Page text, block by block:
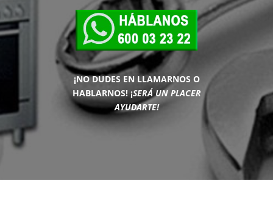
¡NO DUDES EN LLAMARNOS O
HABLARNOS! ¡SERÁ UN PLACER
AYUDARTE!